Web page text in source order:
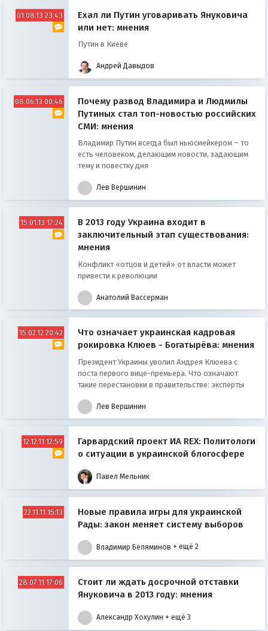
01.08.13 23:43
Ехал ли Путин уговаривать Януковича
или нет: мнения
Путин в Киеве
Андрей Давыдов
08.06.13 00:46
Почему развод Владимира и Людмилы
Путиных стал топ-новостью российских
СМИ: мнения
Владимир Путин всегда был ньюсмейкером – то
есть человеком, делающим новости, задающим
тему и повестку дня
Лев Вершинин
15.01.13 17:24
В 2013 году Украина входит в
заключительный этап существования:
мнения
Конфликт «отцов и детей» от власти может
привести к революции
Анатолий Вассерман
15.02.12 20:42
Что означает украинская кадровая
рокировка Клюев - Богатырёва: мнения
Президент Украины уволил Андрея Клюева с
поста первого вице-премьера. Что означают
такие перестановки в правительстве: эксперты
Лев Вершинин
12.12.11 12:59
Гарвардский проект ИА REX: Политологи
о ситуации в украинской блогосфере
Павел Мельник
22.11.11 15:13
Новые правила игры для украинской
Рады: закон меняет систему выборов
Владимир Беляминов + ещё 2
28.07.11 17:06
Стоит ли ждать досрочной отставки
Януковича в 2013 году: мнения
Александр Хохулин + ещё 3